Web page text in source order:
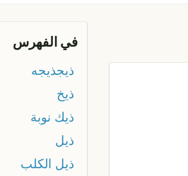
في الفهرس
ذيجذيجه
ذيخ
ذيك نوبة
ذيل
ذيل الكلب